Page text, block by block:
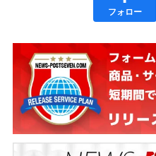
フォロー